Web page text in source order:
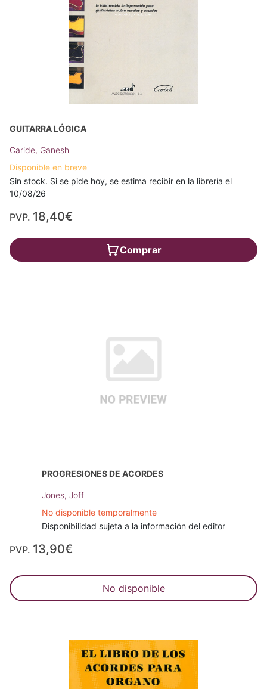
GUITARRA LÓGICA
Caride, Ganesh
Disponible en breve
Sin stock. Si se pide hoy, se estima recibir en la librería el
10/08/26
PVP. 18,40€
Comprar
PROGRESIONES DE ACORDES
Jones, Joff
No disponible temporalmente
Disponibilidad sujeta a la información del editor
PVP. 13,90€
No disponible